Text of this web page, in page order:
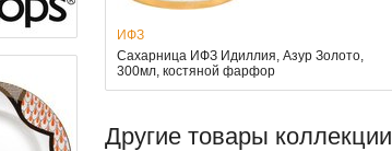
ИФЗ
Сахарница ИФЗ Идиллия, Азур Золото,
300мл, костяной фарфор
Другие товары коллекции